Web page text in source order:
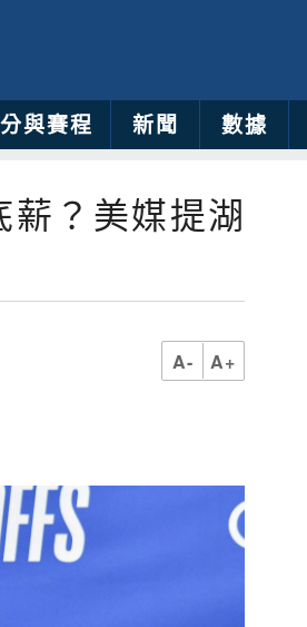
與賽程 新聞 數據
薪？美媒提湖
A- A+